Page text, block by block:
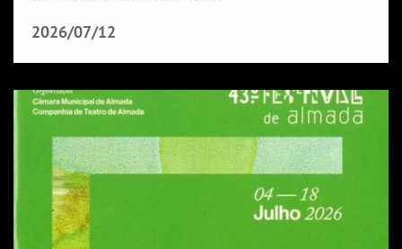
2026/07/12